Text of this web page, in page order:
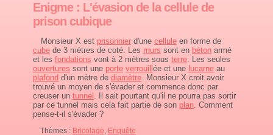
Enigme : L'évasion de la cellule de
prison cubique
Monsieur X est prisonnier d'une cellule en forme de
cube de 3 mètres de coté. Les murs sont en béton armé
et les fondations vont à 2 mètres sous terre. Les seules
ouvertures sont une porte verrouill ée et une lucarne au
plafond d'un mètre de diamètre. Monsieur X croit avoir
trouvé un moyen de s'évader et commence donc par
creuser un tunnel . Il sait pourtant qu'il ne pourra pas sortir
par ce tunnel mais cela fait partie de son plan. Comment
pense-t-il s'évader ?
Thèmes : Bricolage Enquête